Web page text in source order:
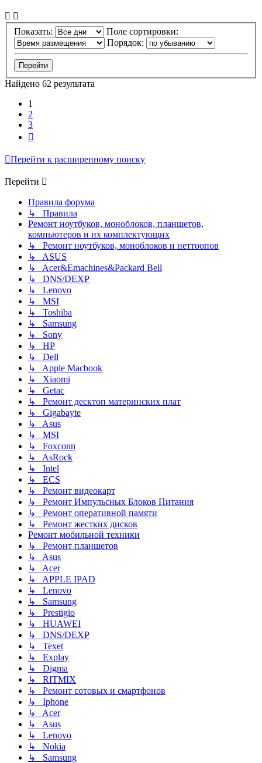
Показать:
Поле сортировки:
Порядок:
Найдено 62 результата
1
2
3
Перейти к расширенному поиску
Перейти
Правила форума
↳ Правила
Ремонт ноутбуков, моноблоков, планшетов,
компьютеров и их комплектующих
↳ Ремонт ноутбуков, моноблоков и неттоопов
↳ ASUS
↳ Acer&Emachines&Packard Bell
↳ DNS/DEXP
↳ Lenovo
↳ MSI
↳ Toshiba
↳ Samsung
↳ Sony
↳ HP
↳ Dell
↳ Apple Macbook
↳ Xiaomi
↳ Getac
↳ Ремонт десктоп материнских плат
↳ Gigabayte
↳ Asus
↳ MSI
↳ Foxconn
↳ AsRock
↳ Intel
↳ ECS
↳ Ремонт видеокарт
↳ Ремонт Импульсных Блоков Питания
↳ Ремонт оперативной памяти
↳ Ремонт жестких дисков
Ремонт мобильной техники
↳ Ремонт планшетов
↳ Asus
↳ Acer
↳ APPLE IPAD
↳ Lenovo
↳ Samsung
↳ Prestigio
↳ HUAWEI
↳ DNS/DEXP
↳ Texet
↳ Explay
↳ Digma
↳ RITMIX
↳ Ремонт сотовых и смартфонов
↳ Iphone
↳ Acer
↳ Asus
↳ Lenovo
↳ Nokia
↳ Samsung